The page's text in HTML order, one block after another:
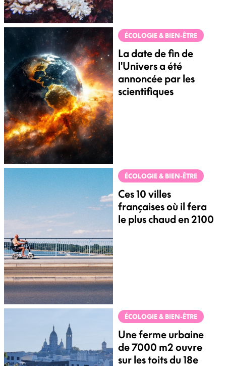
ÉCOLOGIE & BIEN-ÊTRE
La date de fin de
l'Univers a été
annoncée par les
scientifiques
ÉCOLOGIE & BIEN-ÊTRE
Ces 10 villes
françaises où il fera
le plus chaud en 2100
ÉCOLOGIE & BIEN-ÊTRE
Une ferme urbaine
de 7000 m2 ouvre
sur les toits du 18e